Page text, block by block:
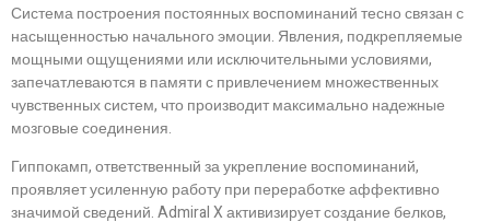
Система построения постоянных воспоминаний тесно связан с
насыщенностью начального эмоции. Явления, подкрепляемые
мощными ощущениями или исключительными условиями,
запечатлеваются в памяти с привлечением множественных
чувственных систем, что производит максимально надежные
мозговые соединения.
Гиппокамп, ответственный за укрепление воспоминаний,
проявляет усиленную работу при переработке аффективно
значимой сведений. Admiral X активизирует создание белков,